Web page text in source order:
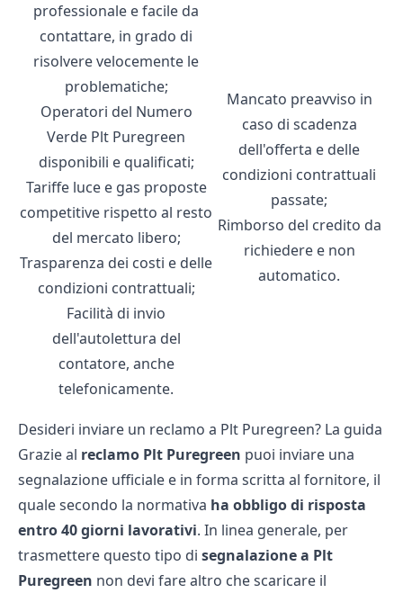
professionale e facile da
contattare, in grado di
risolvere velocemente le
problematiche;
Operatori del Numero
Verde Plt Puregreen
disponibili e qualificati;
Tariffe luce e gas proposte
competitive rispetto al resto
del mercato libero;
Trasparenza dei costi e delle
condizioni contrattuali;
Facilità di invio
dell'autolettura del
contatore, anche
telefonicamente.
Mancato preavviso in
caso di scadenza
dell'offerta e delle
condizioni contrattuali
passate;
Rimborso del credito da
richiedere e non
automatico.
Desideri inviare un reclamo a Plt Puregreen? La guida
Grazie al reclamo Plt Puregreen puoi inviare una
segnalazione ufficiale e in forma scritta al fornitore, il
quale secondo la normativa ha obbligo di risposta
entro 40 giorni lavorativi. In linea generale, per
trasmettere questo tipo di segnalazione a Plt
Puregreen non devi fare altro che scaricare il